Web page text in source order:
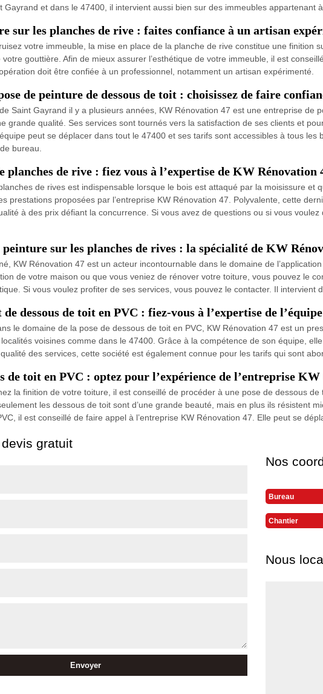
Gayrand et dans le 47400, il intervient aussi bien sur des immeubles appartenant
sur les planches de rive : faites confiance à un artisan
votre immeuble, la mise en place de la planche de rive constitue une finition
gouttière. Afin de mieux assurer l’esthétique de votre immeuble, il est
doit être confiée à un professionnel, notamment un artisan expérimenté.
de peinture de dessous de toit : choisissez de faire
Saint Gayrand il y a plusieurs années, KW Rénovation 47 est une entreprise de
grande qualité. Ses services sont tournés vers la satisfaction de ses clients et
peut se déplacer dans tout le 47400 et ses tarifs sont accessibles à tous
bureau.
planches de rive : fiez vous à l’expertise de KW Rénovation
de rives est indispensable lorsque le bois est attaqué par la moisissure et
prestations proposées par l’entreprise KW Rénovation 47. Polyvalente, cette
à des prix défiant la concurrence. Si vous avez de questions ou si vous
sur les planches de rives : la spécialité de KW
KW Rénovation 47 est un acteur incontournable dans le domaine de
de votre maison ou que vous veniez de rénover votre toiture, vous pouvez le
Si vous voulez profiter de ses services, vous pouvez le contacter. Il intervient
dessous de toit en PVC : fiez-vous à l’expertise de
le domaine de la pose de dessous de toit en PVC, KW Rénovation 47 est un
voisines comme dans le 47400. Grâce à la compétence de son équipe,
des services, cette société est également connue pour les tarifs qui sont
de toit en PVC : optez pour l’expérience de l’entreprise
la finition de votre toiture, il est conseillé de procéder à une pose de dessous
les dessous de toit sont d’une grande beauté, mais en plus ils résistent
il est conseillé de faire appel à l’entreprise KW Rénovation 47. Elle peut se
gratuit
Nos
Bureau
Chantier
Nous